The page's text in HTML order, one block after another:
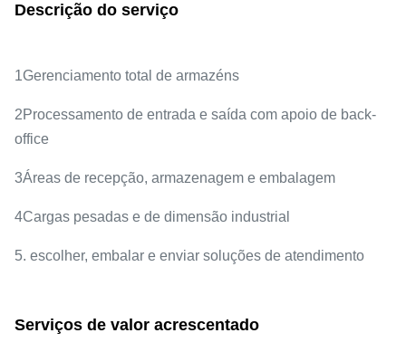
Descrição do serviço
1Gerenciamento total de armazéns
2Processamento de entrada e saída com apoio de back-
office
3Áreas de recepção, armazenagem e embalagem
4Cargas pesadas e de dimensão industrial
5. escolher, embalar e enviar soluções de atendimento
Serviços de valor acrescentado